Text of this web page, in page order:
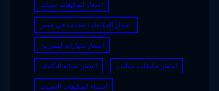
اسعار المكيفات سبلت
اسعار المكيفات سبليت في مصر
اسعار سيارات ليموزين
اسعار صيانة التكييف اسعار مكيفات سبليت
اسماء المكيفات السبلت